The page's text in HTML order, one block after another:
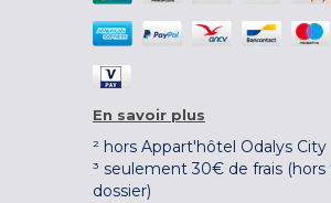
En savoir plus
² hors Appart'hôtel Odalys City
³ seulement 30€ de frais (hors
dossier)